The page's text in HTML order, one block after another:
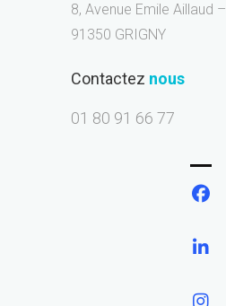
8, Avenue Emile Aillaud –
91350 GRIGNY
Contactez nous
01 80 91 66 77